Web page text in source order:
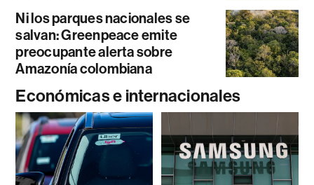
Ni los parques nacionales se
salvan: Greenpeace emite
preocupante alerta sobre
Amazonía colombiana
Económicas e internacionales